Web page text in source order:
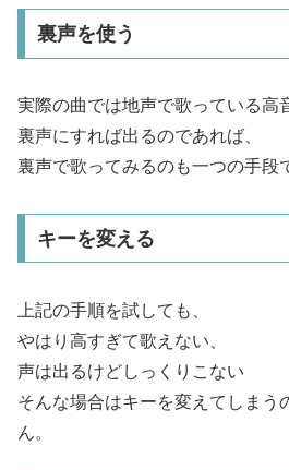
裏声を使う
実際の曲では地声で歌っている高
裏声にすれば出るのであれば、
裏声で歌ってみるのも一つの手段
キーを変える
上記の手順を試しても、
やはり高すぎて歌えない、
声は出るけどしっくりこない
そんな場合はキーを変えてしまう
ん。